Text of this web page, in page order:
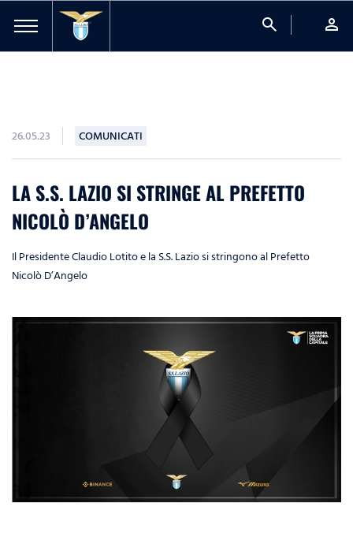
search person
26.05.23 COMUNICATI
LA S.S. LAZIO SI STRINGE AL PREFETTO
NICOLÒ D’ANGELO
Il Presidente Claudio Lotito e la S.S. Lazio si stringono al Prefetto
Nicolò D’Angelo